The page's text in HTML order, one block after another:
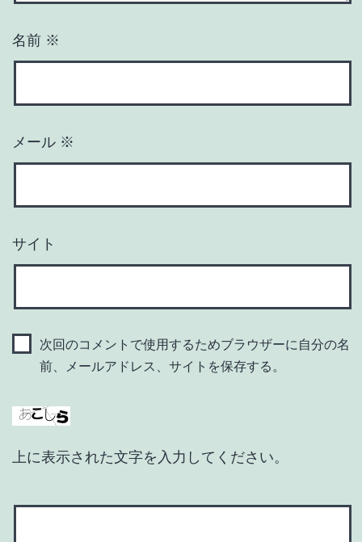
名前 ※
メール ※
サイト
次回のコメントで使用するためブラウザーに自分の名
前、メールアドレス、サイトを保存する。
上に表示された文字を入力してください。